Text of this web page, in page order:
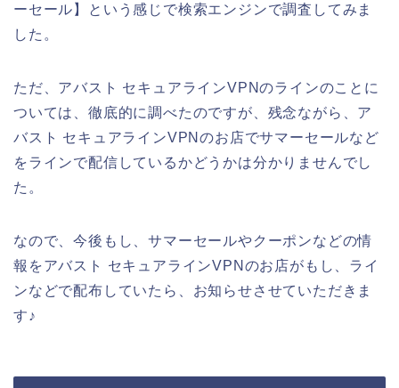
ーセール】という感じで検索エンジンで調査してみま
した。
ただ、アバスト セキュアラインVPNのラインのことに
ついては、徹底的に調べたのですが、残念ながら、ア
バスト セキュアラインVPNのお店でサマーセールなど
をラインで配信しているかどうかは分かりませんでし
た。
なので、今後もし、サマーセールやクーポンなどの情
報をアバスト セキュアラインVPNのお店がもし、ライ
ンなどで配布していたら、お知らせさせていただきま
す♪